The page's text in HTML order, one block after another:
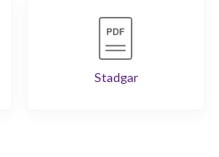
Stadgar